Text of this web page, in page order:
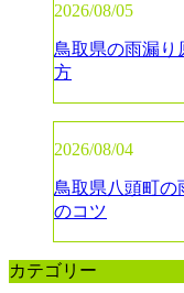
2026/08/05
鳥取県の雨漏り
方
2026/08/04
鳥取県八頭町の
のコツ
カテゴリー